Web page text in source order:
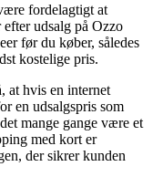
fordelagtigt at
udsalg på Ozzo
før du køber, således
kostelige pris.
at hvis en internet
en udsalgspris som
mange gange være et
med kort er
der sikrer kunden